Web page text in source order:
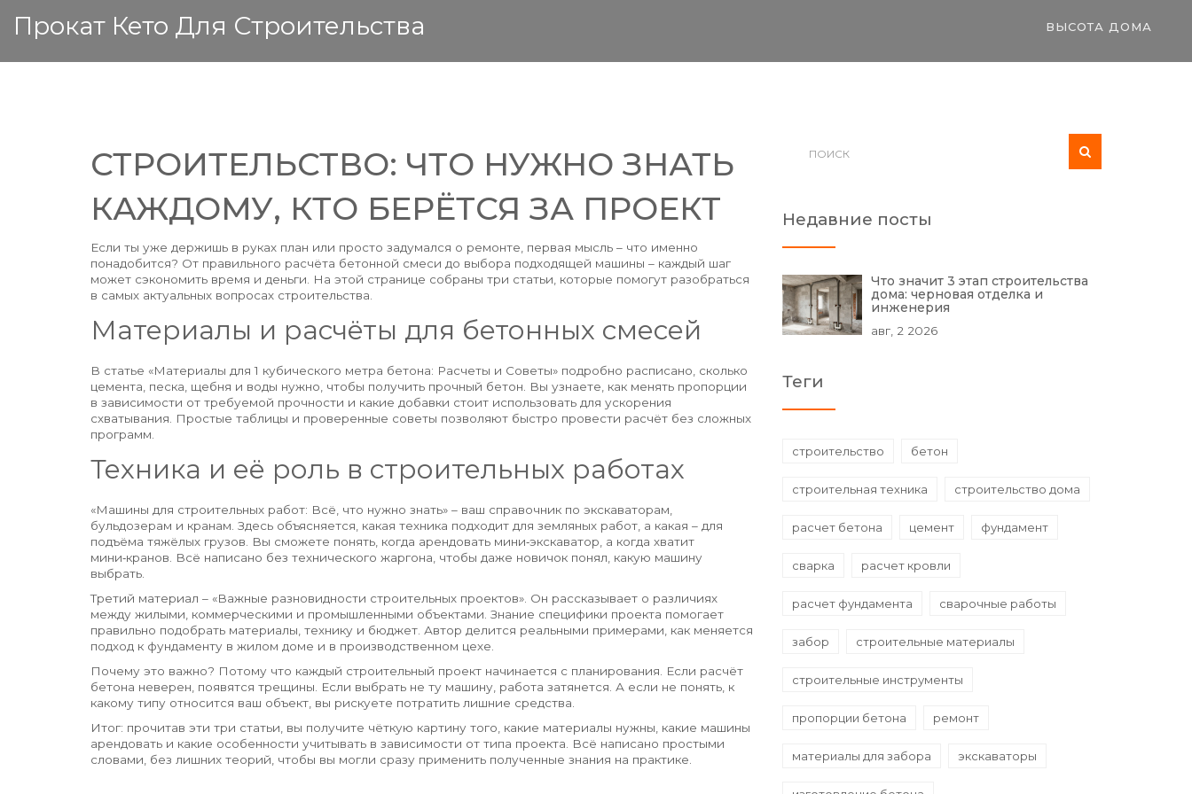
Прокат Кето Для Строительства ВЫСОТА ДОМА
СТРОИТЕЛЬСТВО: ЧТО НУЖНО ЗНАТЬ
КАЖДОМУ, КТО БЕРЁТСЯ ЗА ПРОЕКТ
Если ты уже держишь в руках план или просто задумался о ремонте, первая мысль – что именно
понадобится? От правильного расчёта бетонной смеси до выбора подходящей машины – каждый шаг
может сэкономить время и деньги. На этой странице собраны три статьи, которые помогут разобраться
в самых актуальных вопросах строительства.
Материалы и расчёты для бетонных смесей
В статье «Материалы для 1 кубического метра бетона: Расчеты и Советы» подробно расписано, сколько
цемента, песка, щебня и воды нужно, чтобы получить прочный бетон. Вы узнаете, как менять пропорции
в зависимости от требуемой прочности и какие добавки стоит использовать для ускорения
схватывания. Простые таблицы и проверенные советы позволяют быстро провести расчёт без сложных
программ.
Техника и её роль в строительных работах
«Машины для строительных работ: Всё, что нужно знать» – ваш справочник по экскаваторам,
бульдозерам и кранам. Здесь объясняется, какая техника подходит для земляных работ, а какая – для
подъёма тяжёлых грузов. Вы сможете понять, когда арендовать мини‑экскаватор, а когда хватит
мини‑кранов. Всё написано без технического жаргона, чтобы даже новичок понял, какую машину
выбрать.
Третий материал – «Важные разновидности строительных проектов». Он рассказывает о различиях
между жилыми, коммерческими и промышленными объектами. Знание специфики проекта помогает
правильно подобрать материалы, технику и бюджет. Автор делится реальными примерами, как меняется
подход к фундаменту в жилом доме и в производственном цехе.
Почему это важно? Потому что каждый строительный проект начинается с планирования. Если расчёт
бетона неверен, появятся трещины. Если выбрать не ту машину, работа затянется. А если не понять, к
какому типу относится ваш объект, вы рискуете потратить лишние средства.
Итог: прочитав эти три статьи, вы получите чёткую картину того, какие материалы нужны, какие машины
арендовать и какие особенности учитывать в зависимости от типа проекта. Всё написано простыми
словами, без лишних теорий, чтобы вы могли сразу применить полученные знания на практике.
Недавние посты
Что значит 3 этап строительства
дома: черновая отделка и
инженерия
авг, 2 2026
Теги
строительство бетон
строительная техника строительство дома
расчет бетона цемент фундамент
сварка расчет кровли
расчет фундамента сварочные работы
забор строительные материалы
строительные инструменты
пропорции бетона ремонт
материалы для забора экскаваторы